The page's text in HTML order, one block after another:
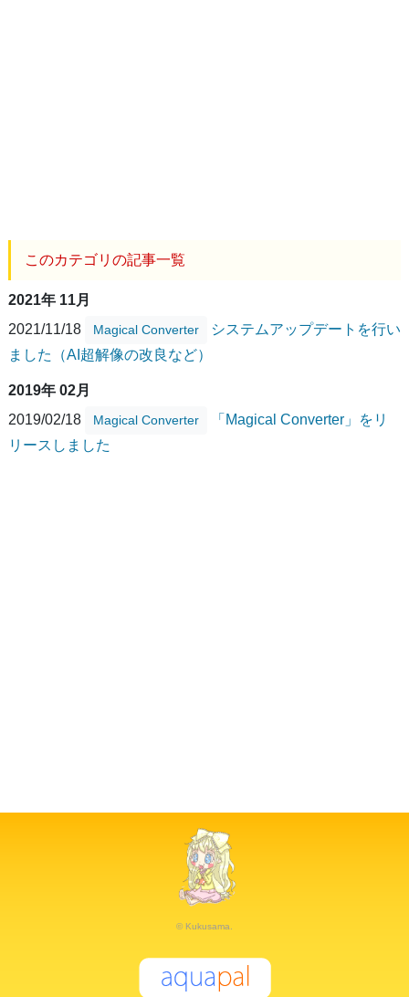
このカテゴリの記事一覧
2021年 11月
2021/11/18
Magical Converter
システムアップデートを行い
ました（AI超解像の改良など）
2019年 02月
2019/02/18
Magical Converter
「Magical Converter」をリ
リースしました
© Kukusama.